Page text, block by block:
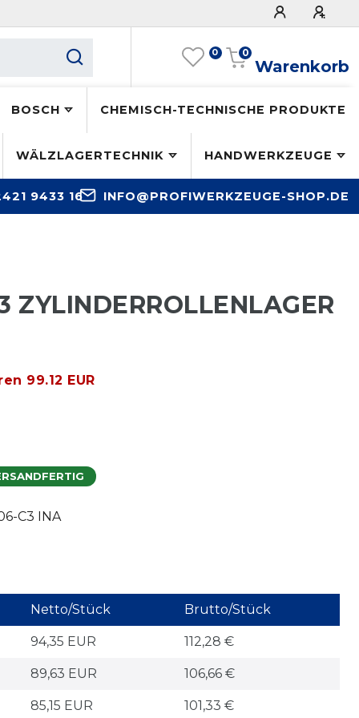
0
Warenkorb
0
BOSCH CHEMISCH-TECHNISCHE PRODUKTE
WÄLZLAGERTECHNIK HANDWERKZEUGE
9433 16 INFO@PROFIWERKZEUGE-SHOP.DE
ZYLINDERROLLENLAGER
99.12 EUR
C3 INA
Netto/Stück Brutto/Stück
94,35 EUR 112,28 €
89,63 EUR 106,66 €
85,15 EUR 101,33 €